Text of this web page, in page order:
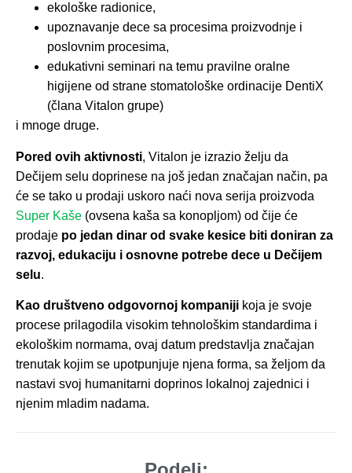
ekološke radionice,
upoznavanje dece sa procesima proizvodnje i
poslovnim procesima,
edukativni seminari na temu pravilne oralne
higijene od strane stomatološke ordinacije DentiX
(člana Vitalon grupe)
i mnoge druge.
Pored ovih aktivnosti, Vitalon je izrazio želju da
Dečijem selu doprinese na još jedan značajan način, pa
će se tako u prodaji uskoro naći nova serija proizvoda
Super Kaše (ovsena kaša sa konopljom) od čije će
prodaje po jedan dinar od svake kesice biti doniran za
razvoj, edukaciju i osnovne potrebe dece u Dečijem
selu.
Kao društveno odgovornoj kompaniji koja je svoje
procese prilagodila visokim tehnološkim standardima i
ekološkim normama, ovaj datum predstavlja značajan
trenutak kojim se upotpunjuje njena forma, sa željom da
nastavi svoj humanitarni doprinos lokalnoj zajednici i
njenim mladim nadama.